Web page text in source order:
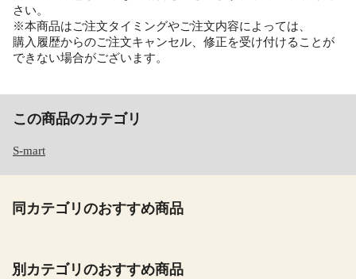
さい。
※本商品はご注文タイミングやご注文内容によっては、
購入履歴からのご注文キャンセル、修正を受け付けることが
できない場合がございます。
この商品のカテゴリ
S-mart
同カテゴリのおすすめ商品
別カテゴリのおすすめ商品